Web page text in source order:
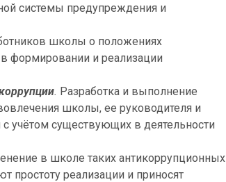
системы предупреждения и
школы о положениях
в формировании и реализации
. Разработка и выполнение
школы, ее руководителя и
учётом существующих в деятельности
в школе таких антикоррупционных
простоту реализации и приносят